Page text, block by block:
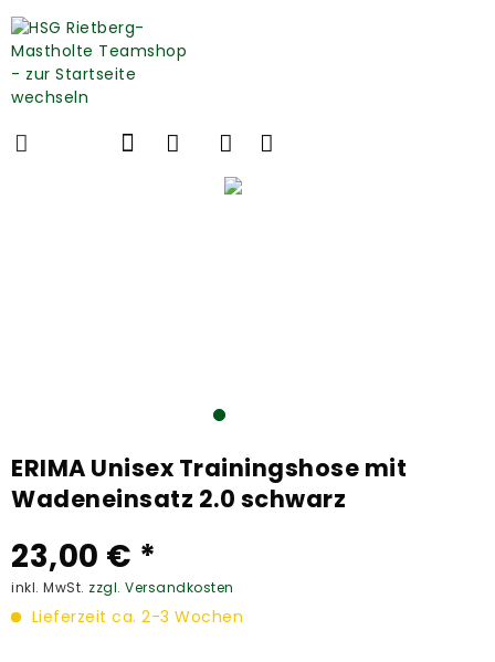
ERIMA Unisex Trainingshose mit
Wadeneinsatz 2.0 schwarz
23,00 € *
inkl. MwSt. zzgl. Versandkosten
Lieferzeit ca. 2-3 Wochen